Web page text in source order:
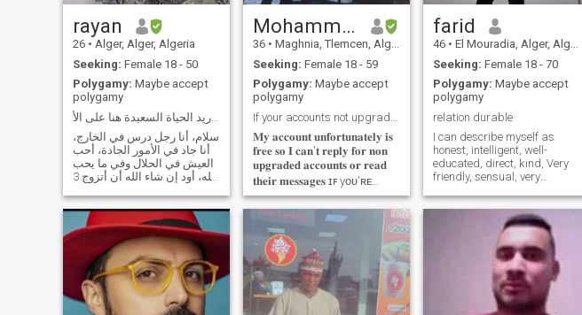
rayan
26 • Alger, Alger, Algeria
Seeking: Female 18 - 50
Polygamy: Maybe accept
polygamy
أنا رجل يخاف الله، أريد الحياة السعيدة هنا على الأ
سلام، أنا رجل درس في الخارج،
أنا جاد في الأمور الجادة، أحب
العيش في الحلال وفي ما يحب
الله، أود إن شاء الله أن أتزوج 3
لدي أي زوجة. لم أتزوج قط
ولهذا السبب أنشر رسالتي هنا.
أنا أتعلم ديني باستمرار، أريد
أن تكون زوجاتي متدينات.
Mohammed
36 • Maghnia, Tlemcen, Algeria
Seeking: Female 18 - 59
Polygamy: Maybe accept
polygamy
𝐌𝐲 𝐚𝐜𝐜𝐨𝐮𝐧𝐭 𝐮𝐧𝐟𝐨𝐫𝐭𝐮𝐧𝐚𝐭𝐞𝐥𝐲 𝐢𝐬
𝐟𝐫𝐞𝐞 𝐬𝐨 𝐈 𝐜𝐚𝐧'𝐭 𝐫𝐞𝐩𝐥𝐲 𝐟𝐨𝐫 𝐧𝐨𝐧
𝐮𝐩𝐠𝐫𝐚𝐝𝐞𝐝 𝐚𝐜𝐜𝐨𝐮𝐧𝐭𝐬 𝐨𝐫 𝐫𝐞𝐚𝐝
𝐭𝐡𝐞𝐢𝐫 𝐦𝐞𝐬𝐬𝐚𝐠𝐞𝐬 ɪꜰ yᴏᴜ'ʀᴇ
ꜱᴇʀɪᴏᴜꜱ ᴀɴᴅ ʟᴏᴏᴋ ꜰᴏʀ
ʀᴇʟᴀᴛɪᴏɴꜱʜɪᴩ ᴄᴏɴᴛᴀᴄᴛ ᴍᴇ :
ᴍᴏʜᴀᴍᴍᴇᴅᴋᴋʜᴏʀʙ@ɢᴍᴀɪʟ.ᴄᴏᴍ
ɪ'ᴍ serious, trusted, honest
and loyal man trying to find
my woman but my account is
free so I can't reply to women
who didn't upgrade their
memberships to gold
farid
46 • El Mouradia, Alger, Algeria
Seeking: Female 18 - 70
Polygamy: Maybe accept
polygamy
relation durable
I can describe myself as
honest, intelligent, well-
educated, direct, kind, Very
friendly, sensual, very
respect for people. I am very
romantic, fun, with a good
sense of humor. I'm an
optimist! I love my life! And I
know I can make my love
happy! But write me and I'll
tell you more! Less